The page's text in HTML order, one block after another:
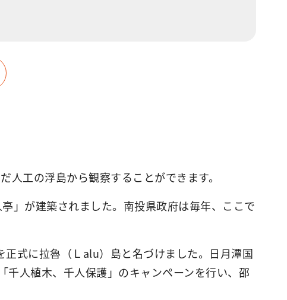
工の浮島から観察することができます。
」が建築されました。南投県政府は毎年、ここで
式に拉魯（Ｌalu）島と名づけました。日月潭国
人植木、千人保護」のキャンペーンを行い、邵